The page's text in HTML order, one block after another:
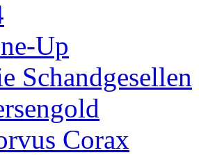
Up
Schandgesellen
Corax